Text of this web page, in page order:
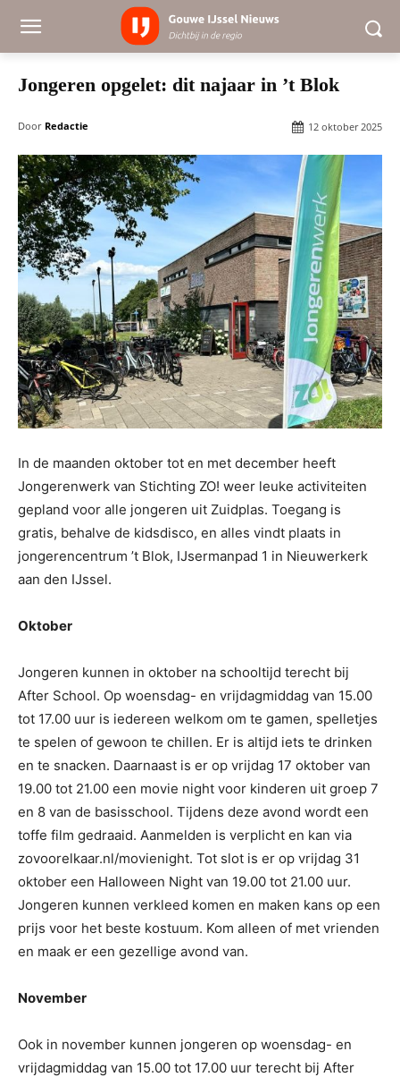
Jongeren opgelet: dit najaar in ’t Blok
Door Redactie 12 oktober 2025
In de maanden oktober tot en met december heeft
Jongerenwerk van Stichting ZO! weer leuke activiteiten
gepland voor alle jongeren uit Zuidplas. Toegang is
gratis, behalve de kidsdisco, en alles vindt plaats in
jongerencentrum ’t Blok, IJsermanpad 1 in Nieuwerkerk
aan den IJssel.
Oktober
Jongeren kunnen in oktober na schooltijd terecht bij
After School. Op woensdag- en vrijdagmiddag van 15.00
tot 17.00 uur is iedereen welkom om te gamen, spelletjes
te spelen of gewoon te chillen. Er is altijd iets te drinken
en te snacken. Daarnaast is er op vrijdag 17 oktober van
19.00 tot 21.00 een movie night voor kinderen uit groep 7
en 8 van de basisschool. Tijdens deze avond wordt een
toffe film gedraaid. Aanmelden is verplicht en kan via
zovoorelkaar.nl/movienight. Tot slot is er op vrijdag 31
oktober een Halloween Night van 19.00 tot 21.00 uur.
Jongeren kunnen verkleed komen en maken kans op een
prijs voor het beste kostuum. Kom alleen of met vrienden
en maak er een gezellige avond van.
November
Ook in november kunnen jongeren op woensdag- en
vrijdagmiddag van 15.00 tot 17.00 uur terecht bij After